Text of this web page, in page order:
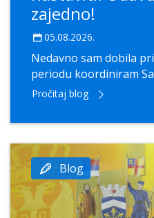
zajedno!
05.08.2026.
Nedavno sam dobila
periodu koordiniram
Pročitaj blog
Blog